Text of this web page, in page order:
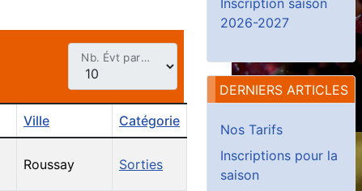
Nb. Évt par page
Ville Catégorie
Roussay Sorties
2026-2027
DERNIERS ARTICLES
Nos Tarifs
Inscriptions pour la
saison